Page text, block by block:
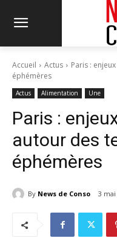
Accueil Actus
Paris :
éphémères
Actus Alimentation Une
Paris :
autour des
éphémères
By News de Conso 3 mai